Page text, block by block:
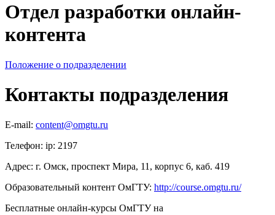
Отдел разработки онлайн-
контента
Положение о подразделении
Контакты подразделения
E-mail: content@omgtu.ru
Телефон: ip: 2197
Адрес: г. Омск, проспект Мира, 11, корпус 6, каб. 419
Образовательный контент ОмГТУ: http://course.omgtu.ru/
Бесплатные онлайн-курсы ОмГТУ на